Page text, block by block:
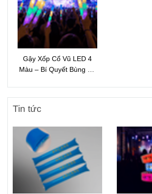
Gậy Xốp Cổ Vũ LED 4
Màu – Bí Quyết Bùng Nổ
Tin tức